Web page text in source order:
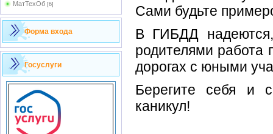
МатТехОб [6]
Форма входа
Госуслуги
Сами будьте
В ГИБДД
родителями работа
дорогах с юными
Берегите себя и
каникул!